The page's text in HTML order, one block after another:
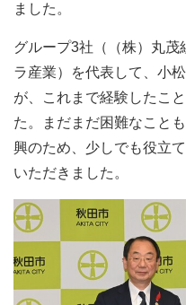
ました。
グループ3社（（株）丸茂
ラ産業）を代表して、小
が、これまで経験したこ
た。まだまだ困難なこと
興のため、少しでも役立
いただきました。